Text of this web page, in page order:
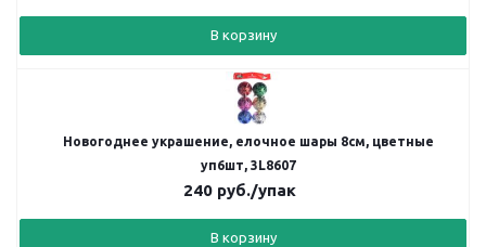
В корзину
Новогоднее украшение, елочное шары 8см, цветные
уп6шт, 3L8607
240руб./упак
В корзину